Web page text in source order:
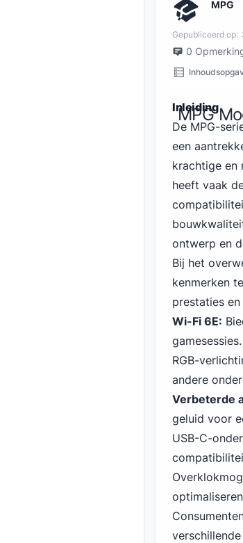
MPG
Gepubliceerd op:
0
Inleiding
MPG
De MPG-
een
krachtige en
heeft vaak
ontwerp en
Bij het
kenmerken
prestaties
Wi-Fi 6E:
gamesessies.
RGB-
andere
Verbeterde
geluid voor
USB-C-